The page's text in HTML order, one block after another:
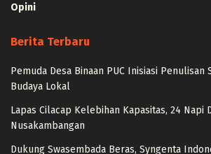
Opini
Berita Terbaru
Pemuda Desa Binaan PUC Inisiasi Penulisan
Budaya Lokal
Lapas Cilacap Kelebihan Kapasitas, 24 Napi
Nusakambangan
Dukung Swasembada Beras, Syngenta